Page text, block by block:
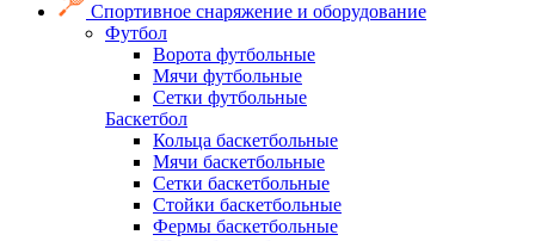
Спортивное снаряжение и оборудование
Футбол
Ворота футбольные
Мячи футбольные
Сетки футбольные
Баскетбол
Кольца баскетбольные
Мячи баскетбольные
Сетки баскетбольные
Стойки баскетбольные
Фермы баскетбольные